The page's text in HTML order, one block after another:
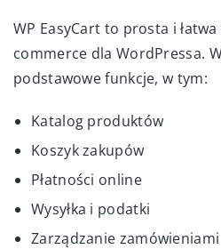
WP EasyCart to prosta i
commerce dla WordPressa.
podstawowe funkcje, w tym:
Katalog produktów
Koszyk zakupów
Płatności online
Wysyłka i podatki
Zarządzanie zamówieniami